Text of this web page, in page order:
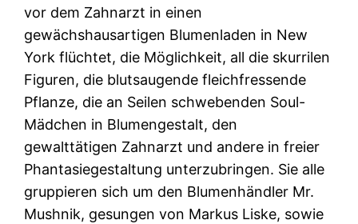
vor dem Zahnarzt in einen
gewächshausartigen Blumenladen in New
York flüchtet, die Möglichkeit, all die skurrilen
Figuren, die blutsaugende fleichfressende
Pflanze, die an Seilen schwebenden Soul-
Mädchen in Blumengestalt, den
gewalttätigen Zahnarzt und andere in freier
Phantasiegestaltung unterzubringen. Sie alle
gruppieren sich um den Blumenhändler Mr.
Mushnik, gesungen von Markus Liske, sowie